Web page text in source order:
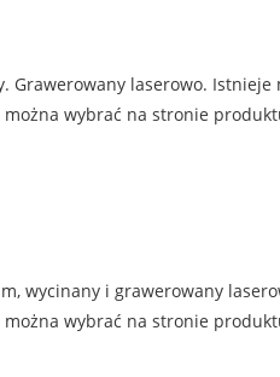
Grawerowany laserowo.
wybrać na stronie
wycinany i grawerowany
wybrać na stronie